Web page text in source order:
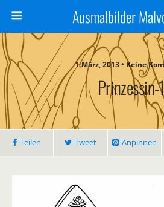
Ausmalbilder
1 März, 2013 • Keine
Prinzessin-
Teilen Tweet Anpinnen